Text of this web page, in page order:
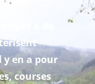
à de
en a pour
courses